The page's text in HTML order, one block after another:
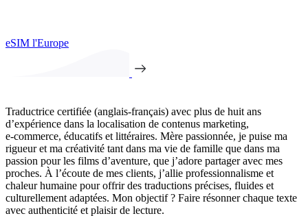
eSIM l'Europe
Traductrice certifiée (anglais-français) avec plus de huit ans
d’expérience dans la localisation de contenus marketing,
e‑commerce, éducatifs et littéraires. Mère passionnée, je puise ma
rigueur et ma créativité tant dans ma vie de famille que dans ma
passion pour les films d’aventure, que j’adore partager avec mes
proches. À l’écoute de mes clients, j’allie professionnalisme et
chaleur humaine pour offrir des traductions précises, fluides et
culturellement adaptées. Mon objectif ? Faire résonner chaque texte
avec authenticité et plaisir de lecture.